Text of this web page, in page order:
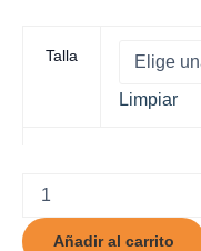
Talla
Limpiar
cantidad
Añadir al carrito